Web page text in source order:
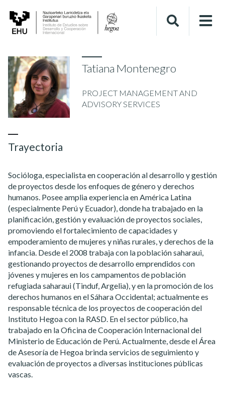
Tatiana Montenegro
PROJECT MANAGEMENT AND
ADVISORY SERVICES
Trayectoria
Socióloga, especialista en cooperación al desarrollo y gestión
de proyectos desde los enfoques de género y derechos
humanos. Posee amplia experiencia en América Latina
(especialmente Perú y Ecuador), donde ha trabajado en la
planificación, gestión y evaluación de proyectos sociales,
promoviendo el fortalecimiento de capacidades y
empoderamiento de mujeres y niñas rurales, y derechos de la
infancia. Desde el 2008 trabaja con la población saharaui,
gestionando proyectos de desarrollo emprendidos con
jóvenes y mujeres en los campamentos de población
refugiada saharaui (Tinduf, Argelia), y en la promoción de los
derechos humanos en el Sáhara Occidental; actualmente es
responsable técnica de los proyectos de cooperación del
Instituto Hegoa con la RASD. En el sector público, ha
trabajado en la Oficina de Cooperación Internacional del
Ministerio de Educación de Perú. Actualmente, desde el Área
de Asesoría de Hegoa brinda servicios de seguimiento y
evaluación de proyectos a diversas instituciones públicas
vascas.